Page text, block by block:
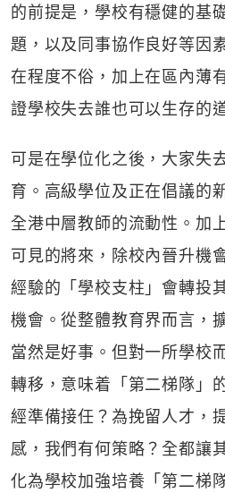
的前提是，學校有穩健的基
題，以及同事協作良好等因
在程度不俗，加上在區內薄
證學校失去誰也可以生存的
可是在學位化之後，大家失
育。高級學位及正在倡議的
全港中層教師的流動性。加
可見的將來，除校內晉升機
經驗的「學校支柱」會轉投
機會。從整體教育界而言，
當然是好事。但對一所學校
轉移，意味着「第二梯隊」
經準備接任？為挽留人才，
感，我們有何策略？全都讓
化為學校加強培養「第二梯